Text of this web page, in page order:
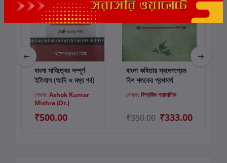
কার্টে যোগ করুন
বাংলা সাহিত্যের সম্পূর্ণ
ইতিহাস (আদি ও মধ্য পর্ব)
লেখক: Ashok Kumar
Mishra (Dr.)
₹500.00
কার্টে যোগ করুন
বাংলা কবিতায় স্বদেশপ্রেম
বিশ শতকের প্রথমার্ধ
লেখক: বিশ্বজিৎ পরামাণিক
₹350.00 ₹333.00